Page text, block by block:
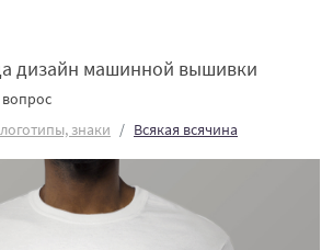
дизайн машинной вышивки
вопрос
знаки Всякая всячина